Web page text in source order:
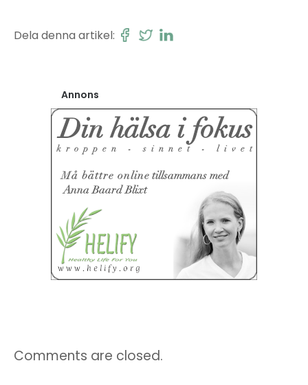
Dela denna artikel:
Annons
Comments are closed.